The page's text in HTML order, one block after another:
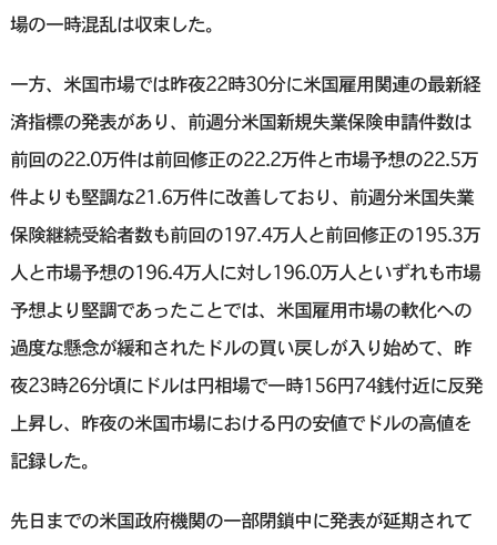
場の一時混乱は収束した。
一方、米国市場では昨夜22時30分に米国雇用関連の最新経
済指標の発表があり、前週分米国新規失業保険申請件数は
前回の22.0万件は前回修正の22.2万件と市場予想の22.5万
件よりも堅調な21.6万件に改善しており、前週分米国失業
保険継続受給者数も前回の197.4万人と前回修正の195.3万
人と市場予想の196.4万人に対し196.0万人といずれも市場
予想より堅調であったことでは、米国雇用市場の軟化への
過度な懸念が緩和されたドルの買い戻しが入り始めて、昨
夜23時26分頃にドルは円相場で一時156円74銭付近に反発
上昇し、昨夜の米国市場における円の安値でドルの高値を
記録した。
先日までの米国政府機関の一部閉鎖中に発表が延期されて